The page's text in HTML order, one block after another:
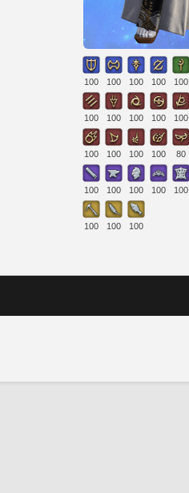
100 100 100 100 100
100 100 100 100 100
100 100 100 100 80
100 100 100 100 100
100 100 100